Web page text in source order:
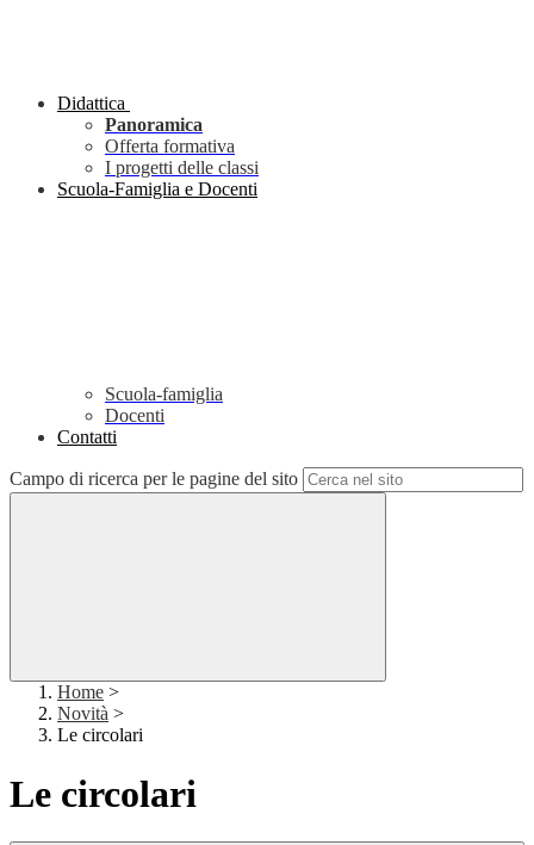
Didattica
Panoramica
Offerta formativa
I progetti delle classi
Scuola-Famiglia e Docenti
Scuola-famiglia
Docenti
Contatti
Campo di ricerca per le pagine del sito
Home >
Novità >
Le circolari
Le circolari